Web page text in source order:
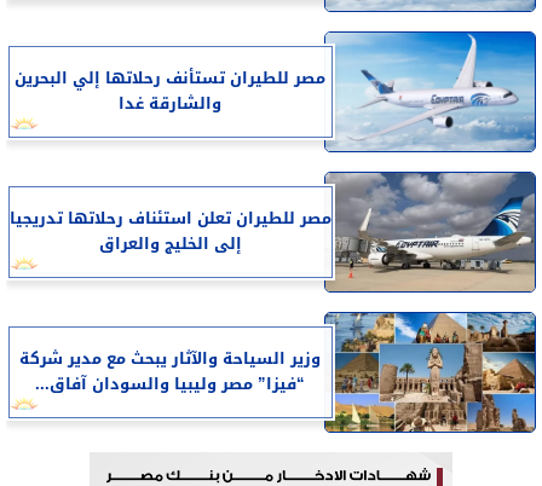
مصر للطيران تستأنف رحلاتها إلي البحرين
والشارقة غدا
مصر للطيران تعلن استئناف رحلاتها تدريجيا
إلى الخليج والعراق
وزير السياحة والآثار يبحث مع مدير شركة
“فيزا” مصر وليبيا والسودان آفاق...